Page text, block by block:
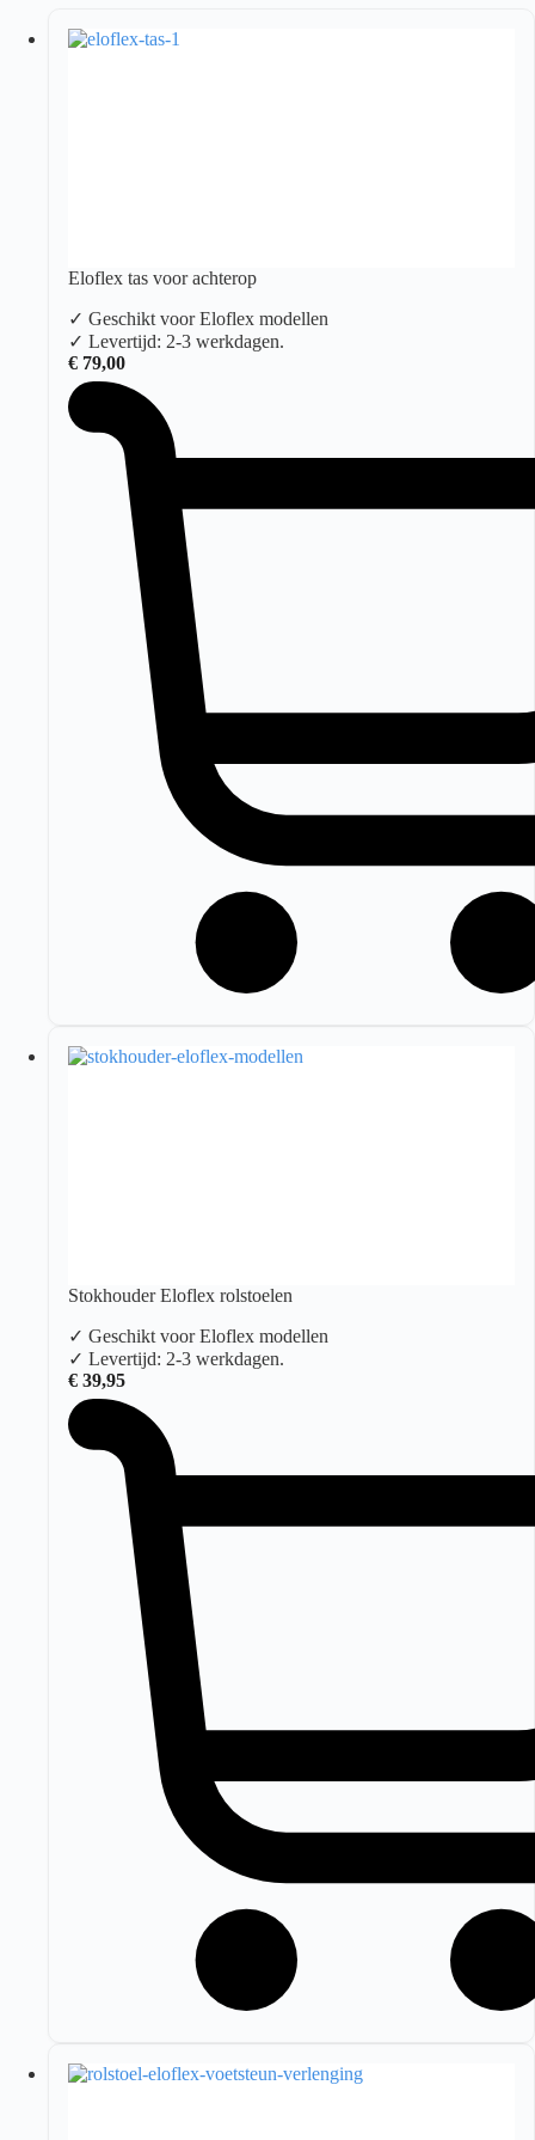
Eloflex tas voor achterop
✓ Geschikt voor Eloflex modellen
✓ Levertijd: 2-3 werkdagen.
€ 79,00
Stokhouder Eloflex rolstoelen
✓ Geschikt voor Eloflex modellen
✓ Levertijd: 2-3 werkdagen.
€ 39,95